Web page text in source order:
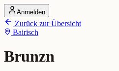
Startseite
Alle Dialekte
Dialekte vergleichen
Ranking
Anmelden
Zurück zur Übersicht
Bairisch
Brunzn